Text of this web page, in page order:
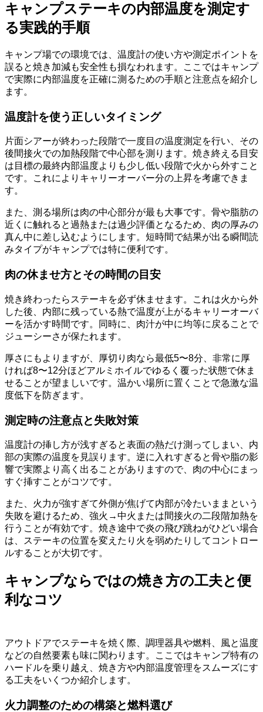
キャンプステーキの内部温度を測定す
る実践的手順
キャンプ場での環境では、温度計の使い方や測定ポイントを
誤ると焼き加減も安全性も損なわれます。ここではキャンプ
で実際に内部温度を正確に測るための手順と注意点を紹介し
ます。
温度計を使う正しいタイミング
片面シアーが終わった段階で一度目の温度測定を行い、その
後間接火での加熱段階で中心部を測ります。焼き終える目安
は目標の最終内部温度よりも少し低い段階で火から外すこと
です。これによりキャリーオーバー分の上昇を考慮できま
す。
また、測る場所は肉の中心部分が最も大事です。骨や脂肪の
近くに触れると過熱または過少評価となるため、肉の厚みの
真ん中に差し込むようにします。短時間で結果が出る瞬間読
みタイプがキャンプでは特に便利です。
肉の休ませ方とその時間の目安
焼き終わったらステーキを必ず休ませます。これは火から外
した後、内部に残っている熱で温度が上がるキャリーオーバ
ーを活かす時間です。同時に、肉汁が中に均等に戻ることで
ジューシーさが保たれます。
厚さにもよりますが、厚切り肉なら最低5〜8分、非常に厚
ければ8〜12分ほどアルミホイルでゆるく覆った状態で休ま
せることが望ましいです。温かい場所に置くことで急激な温
度低下を防ぎます。
測定時の注意点と失敗対策
温度計の挿し方が浅すぎると表面の熱だけ測ってしまい、内
部の実際の温度を見誤ります。逆に入れすぎると骨や脂の影
響で実際より高く出ることがありますので、肉の中心にまっ
すぐ挿すことがコツです。
また、火力が強すぎて外側が焦げて内部が冷たいままという
失敗を避けるため、強火→中火または間接火の二段階加熱を
行うことが有効です。焼き途中で炎の飛び跳ねがひどい場合
は、ステーキの位置を変えたり火を弱めたりしてコントロー
ルすることが大切です。
キャンプならではの焼き方の工夫と便
利なコツ
アウトドアでステーキを焼く際、調理器具や燃料、風と温度
などの自然要素も味に関わります。ここではキャンプ特有の
ハードルを乗り越え、焼き方や内部温度管理をスムーズにす
る工夫をいくつか紹介します。
火力調整のための構築と燃料選び